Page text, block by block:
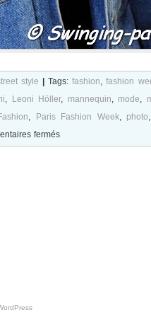
style Tags:fashion,fashion
, Leoni Höller, mannequin, mode,
, Paris Fashion Week, photo,
ferméssur